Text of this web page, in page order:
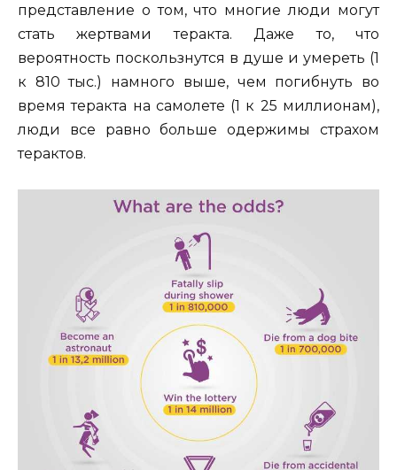
представление о том, что многие люди могут
стать жертвами теракта. Даже то, что
вероятность поскользнутся в душе и умереть (1
к 810 тыс.) намного выше, чем погибнуть во
время теракта на самолете (1 к 25 миллионам),
люди все равно больше одержимы страхом
терактов.